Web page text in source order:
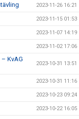
2023-11-26 16:21
2023-11-15 01:53
2023-11-07 14:19
2023-11-02 17:06
KvAG
2023-10-31 13:51
2023-10-31 11:16
2023-10-23 09:24
2023-10-22 16:05